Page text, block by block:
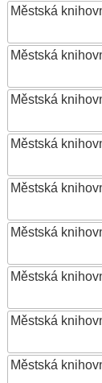
Městská
Městská
Městská
Městská
Městská
Městská
Městská
Městská
Městská